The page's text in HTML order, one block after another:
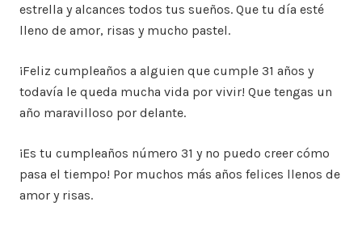
estrella y alcances todos tus sueños. Que tu día esté
lleno de amor, risas y mucho pastel.
¡Feliz cumpleaños a alguien que cumple 31 años y
todavía le queda mucha vida por vivir! Que tengas un
año maravilloso por delante.
¡Es tu cumpleaños número 31 y no puedo creer cómo
pasa el tiempo! Por muchos más años felices llenos de
amor y risas.